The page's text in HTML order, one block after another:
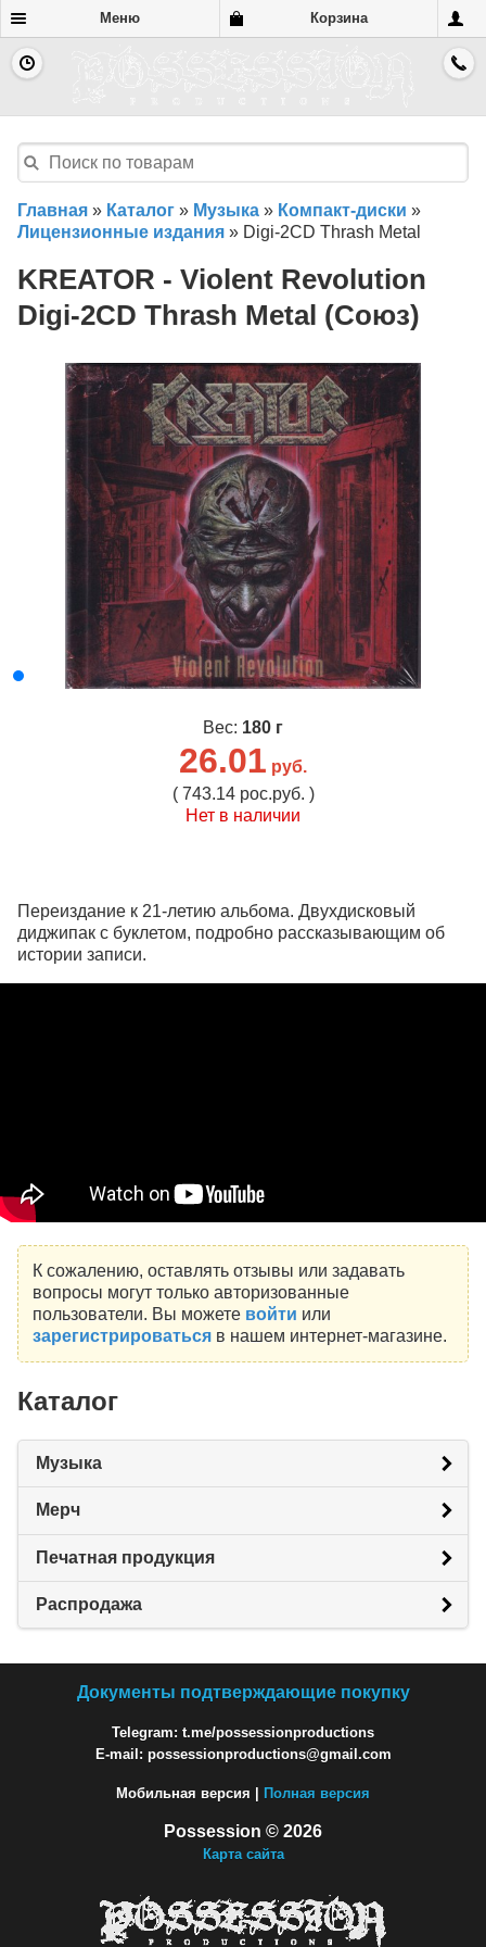
Меню Корзина
Главная » Каталог » Музыка » Компакт-диски »
Лицензионные издания » Digi-2CD Thrash Metal
KREATOR - Violent Revolution
Digi-2CD Thrash Metal (Союз)
Вес: 180 г
26.01 руб.
( 743.14 рос.руб. )
Нет в наличии
Переиздание к 21-летию альбома. Двухдисковый
диджипак с буклетом, подробно рассказывающим об
истории записи.
К сожалению, оставлять отзывы или задавать
вопросы могут только авторизованные
пользователи. Вы можете войти или
зарегистрироватьсяв нашем интернет-магазине.
Каталог
Музыка
Мерч
Печатная продукция
Распродажа
Документы подтверждающие покупку
Telegram: t.me/possessionproductions
E-mail: possessionproductions@gmail.com
Мобильная версия | Полная версия
Possession © 2026
Карта сайта